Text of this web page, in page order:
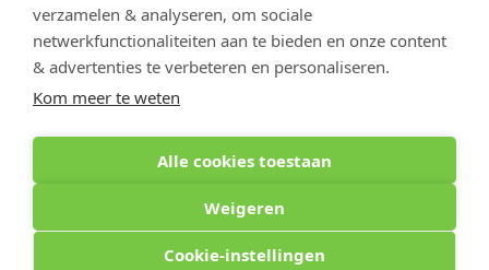
verzamelen & analyseren, om sociale
netwerkfunctionaliteiten aan te bieden en onze content
& advertenties te verbeteren en personaliseren.
Kom meer te weten
Alle cookies toestaan
Weigeren
Cookie-instellingen
Copyright 2026 optiphar.com. Alle rechten voorbehouden
Optiphar Apotheek (Dermatheek BVBA) - Antwerpseweg 81b - 2440 Geel - BE